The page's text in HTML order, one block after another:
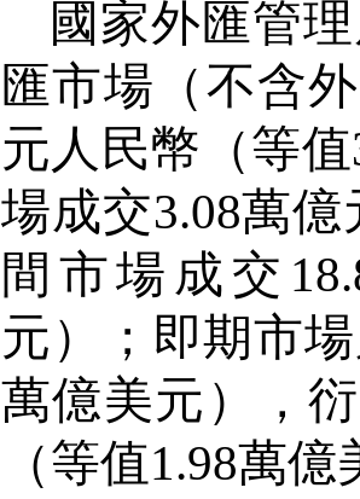
國家外匯管
匯市場（不含
元人民幣（等值
場成交3.08萬億
間市場成交
元）；即期市
萬億美元），
（等值1.98萬億